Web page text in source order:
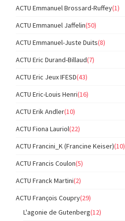
ACTU Emmanuel Brossard-Ruffey(1)
ACTU Emmanuel Jaffelin(50)
ACTU Emmanuel-Juste Duits(8)
ACTU Eric Durand-Billaud(7)
ACTU Eric Jeux IFESD(43)
ACTU Eric-Louis Henri(16)
ACTU Erik Andler(10)
ACTU Fiona Lauriol(22)
ACTU Francini_K (Francine Keiser)(10)
ACTU Francis Coulon(5)
ACTU Franck Martini(2)
ACTU François Coupry(29)
L'agonie de Gutenberg(12)